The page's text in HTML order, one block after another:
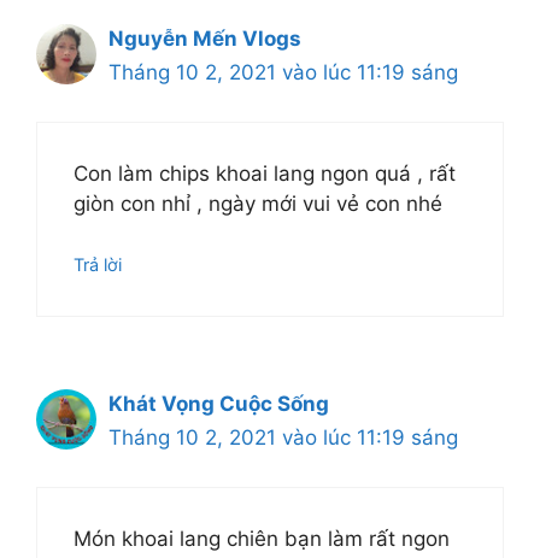
Nguyễn Mến Vlogs
Tháng 10 2, 2021 vào lúc 11:19 sáng
Con làm chips khoai lang ngon quá , rất
giòn con nhỉ , ngày mới vui vẻ con nhé
Trả lời
Khát Vọng Cuộc Sống
Tháng 10 2, 2021 vào lúc 11:19 sáng
Món khoai lang chiên bạn làm rất ngon